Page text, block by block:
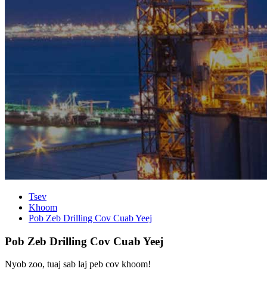
Tsev
Khoom
Pob Zeb Drilling Cov Cuab Yeej
Pob Zeb Drilling Cov Cuab Yeej
Nyob zoo, tuaj sab laj peb cov khoom!